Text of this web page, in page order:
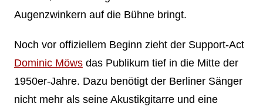
Augenzwinkern auf die Bühne bringt.
Noch vor offiziellem Beginn zieht der Support-Act
Dominic Möwsdas Publikum tief in die Mitte der
1950er-Jahre. Dazu benötigt der Berliner Sänger
nicht mehr als seine Akustikgitarre und eine